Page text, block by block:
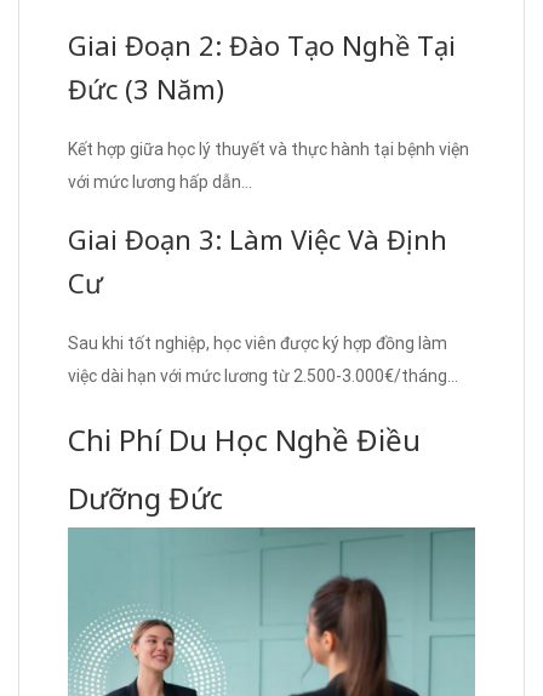
Giai Đoạn 2: Đào Tạo Nghề Tại
Đức (3 Năm)
Kết hợp giữa học lý thuyết và thực hành tại bệnh viện
với mức lương hấp dẫn…
Giai Đoạn 3: Làm Việc Và Định
Cư
Sau khi tốt nghiệp, học viên được ký hợp đồng làm
việc dài hạn với mức lương từ 2.500-3.000€/tháng…
Chi Phí Du Học Nghề Điều
Dưỡng Đức